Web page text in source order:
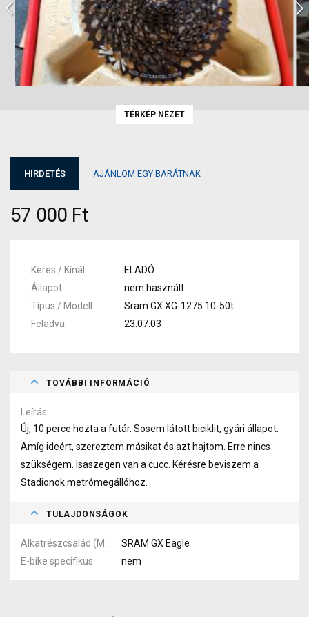
TÉRKÉP NÉZET
HIRDETÉS AJÁNLOM EGY BARÁTNAK
57 000 Ft
Keres / Kínál
ELADÓ
Állapot
nem használt
Típus / Modell
Sram GX XG-1275 10-50t
Feladva
23.07.03
TOVÁBBI INFORMÁCIÓ
Leírás
Új, 10 perce hozta a futár. Sosem látott biciklit, gyári állapot.
Amíg ideért, szereztem másikat és azt hajtom. Erre nincs
szükségem. Isaszegen van a cucc. Kérésre beviszem a
Stadionok metrómegállóhoz.
TULAJDONSÁGOK
SRAM GX Eagle
E-bike specifikus
nem